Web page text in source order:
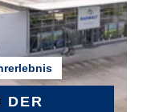
DER